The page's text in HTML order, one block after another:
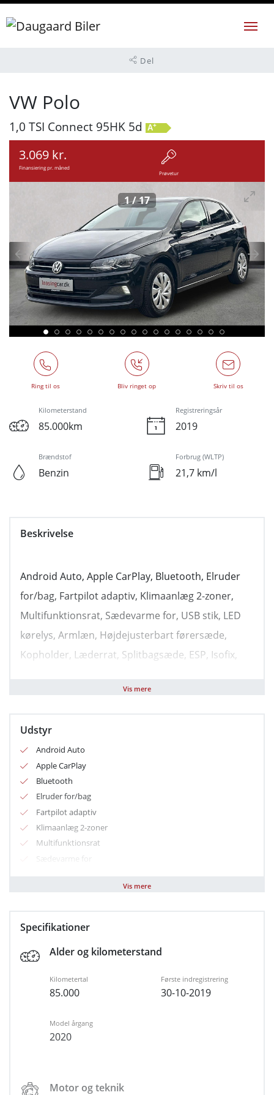
Del
VW Polo
1,0 TSI Connect 95HK 5d A+
3.069 kr.
Finansiering pr. måned
Prøvetur
1/17
Ring til os Bliv ringet op Skriv til os
Kilometerstand
85.000km
Registreringsår
2019
Brændstof
Benzin
Forbrug (WLTP)
21,7 km/l
Beskrivelse
Android Auto, Apple CarPlay, Bluetooth, Elruder
for/bag, Fartpilot adaptiv, Klimaanlæg 2-zoner,
Multifunktionsrat, Sædevarme for, USB stik, LED
kørelys, Armlæn, Højdejusterbart førersæde,
Kopholder, Læderrat, Splitbagsæde, ESP, Isofix,
Vis mere
Udstyr
Android Auto
Apple CarPlay
Bluetooth
Elruder for/bag
Fartpilot adaptiv
Klimaanlæg 2-zoner
Multifunktionsrat
Sædevarme for
Højdejusterbart førersæde
Læderrat
Isofix
Kørecomputer
Vis mere
Specifikationer
Alder og kilometerstand
Kilometertal
85.000
Første indregistrering
30-10-2019
Model årgang
2020
Motor og teknik